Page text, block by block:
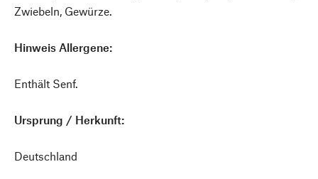
Zwiebeln, Gewürze.
Hinweis Allergene:
Enthält Senf.
Ursprung / Herkunft:
Deutschland